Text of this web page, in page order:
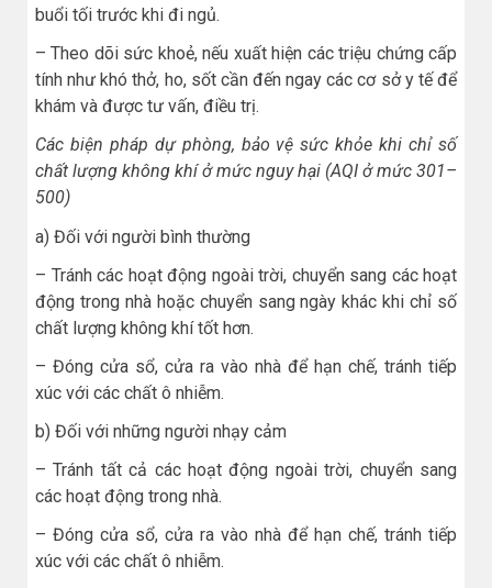
buổi tối trước khi đi ngủ.
– Theo dõi sức khoẻ, nếu xuất hiện các triệu chứng cấp
tính như khó thở, ho, sốt cần đến ngay các cơ sở y tế để
khám và được tư vấn, điều trị.
Các biện pháp dự phòng, bảo vệ sức khỏe khi chỉ số
chất lượng không khí ở mức nguy hại (AQI ở mức 301–
500)
a) Đối với người bình thường
– Tránh các hoạt động ngoài trời, chuyển sang các hoạt
động trong nhà hoặc chuyển sang ngày khác khi chỉ số
chất lượng không khí tốt hơn.
– Đóng cửa sổ, cửa ra vào nhà để hạn chế, tránh tiếp
xúc với các chất ô nhiễm.
b) Đối với những người nhạy cảm
– Tránh tất cả các hoạt động ngoài trời, chuyển sang
các hoạt động trong nhà.
– Đóng cửa sổ, cửa ra vào nhà để hạn chế, tránh tiếp
xúc với các chất ô nhiễm.